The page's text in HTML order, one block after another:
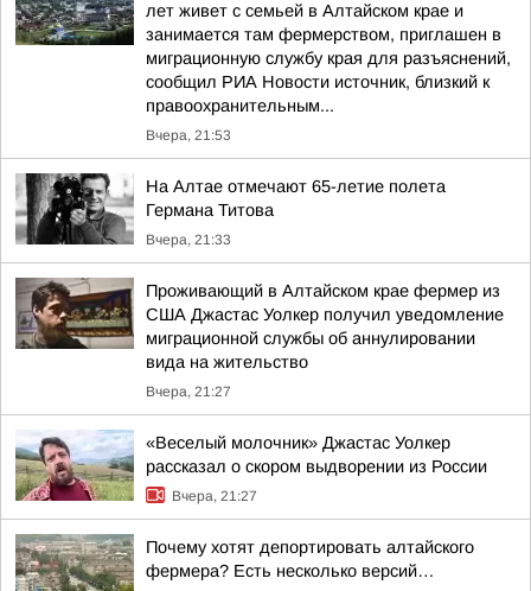
лет живет с семьей в Алтайском крае и
занимается там фермерством, приглашен в
миграционную службу края для разъяснений,
сообщил РИА Новости источник, близкий к
правоохранительным...
Вчера, 21:53
На Алтае отмечают 65-летие полета
Германа Титова
Вчера, 21:33
Проживающий в Алтайском крае фермер из
США Джастас Уолкер получил уведомление
миграционной службы об аннулировании
вида на жительство
Вчера, 21:27
«Веселый молочник» Джастас Уолкер
рассказал о скором выдворении из России
Вчера, 21:27
Почему хотят депортировать алтайского
фермера? Есть несколько версий…